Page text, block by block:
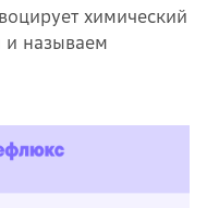
химический
называем